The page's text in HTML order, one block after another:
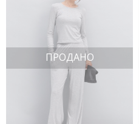
ПРОДАНО